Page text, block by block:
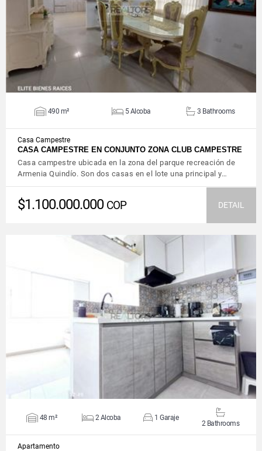
VIEW DETAILS
490 m² 5 Alcoba 3 Bathrooms
Casa Campestre
CASA CAMPESTRE EN CONJUNTO ZONA CLUB CAMPESTRE
Casa campestre ubicada en la zona del parque recreación de
Armenia Quindío. Son dos casas en el lote una principal y…
$1.100.000.000 COP DETAIL
VIEW DETAILS
48 m² 2 Alcoba 1 Garaje
2 Bathrooms
Apartamento